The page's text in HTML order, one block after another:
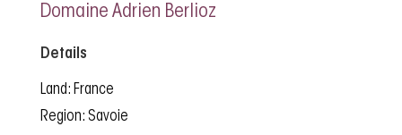
Domaine Adrien Berlioz
Details
Land: France
Region: Savoie